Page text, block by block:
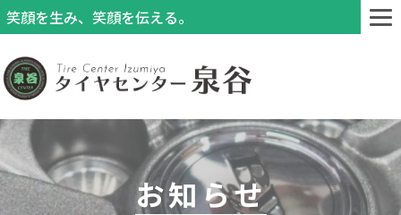
笑顔を生み、笑顔を伝える。
お知らせ